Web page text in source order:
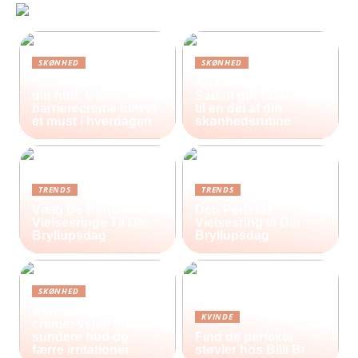
SKØNHED
barrierecreme blevet
et must i hverdagen
SKØNHED
til en del af din
skønhedsrutine
TRENDS
Vielsesringe Til Din
Bryllupsdag
TRENDS
Vielsesring til Din
Bryllupsdag
SKØNHED
sundere hud og
færre irritationer
KVINDE
Find de perfekte
støvler hos Billi Bi